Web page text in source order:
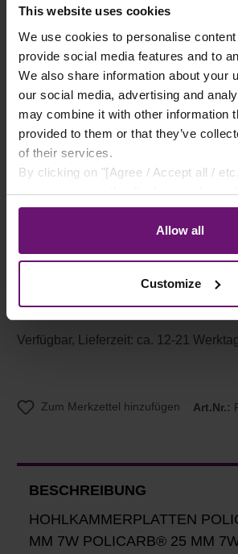
This website uses cookies
We use cookies to personalise
provide social media features and to
We also share information about your
our social media, advertising and
may combine it with other information
provided to them or that they’ve
of their services.
By clicking on "[Agree / Accept all /
your consent to the disclosure of your
store to our partner, shopware AG
Schöppingen, Germany), which
to you personally, but may process it
Allow all
Customize
Auswahl zurücksetzen
Produkt Anzahl: Gib den
In den Warenkorb
Verfügbar, Lieferzeit: ca. 12-21
Zum Merkzettel hinzufügen Art.Nr.:
BESCHREIBUNG
HOHLKAMMERPLATTEN
MM 7W POLICARB® 25 MM